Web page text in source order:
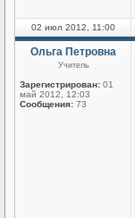
02 июл 2012, 11:00
Ольга Петровна
Учитель
Зарегистрирован: 01
май 2012, 12:03
Сообщения: 73